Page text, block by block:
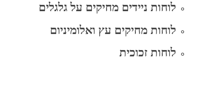
לוחות ניידים מחיקים על גלגלים
לוחות מחיקים עץ ואלומיניום
לוחות זכוכית